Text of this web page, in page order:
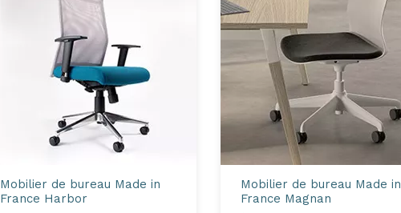
Mobilier de bureau Made in
France Harbor
Mobilier de bureau Made in
France Magnan